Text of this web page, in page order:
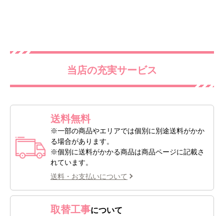
当店の充実サービス
送料無料
※一部の商品やエリアでは個別に別途送料がかか
る場合があります。
※個別に送料がかかる商品は商品ページに記載さ
れています。
送料・お支払いについて
取替工事について